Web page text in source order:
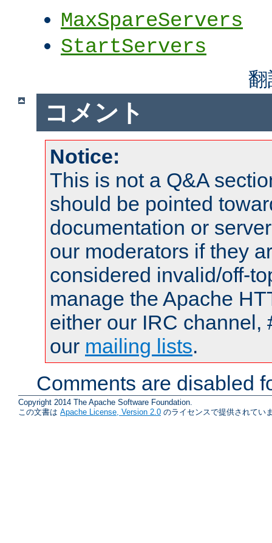
MaxSpareServers
StartServers
コメント
Notice:
This is not a Q&A
should be pointed
documentation or
our moderators if they
considered invalid/off-
manage the Apache
either our IRC channel,
our mailing lists.
Comments are disabled
Copyright 2014 The Apache Software Foundation.
この文書は Apache License, Version 2.0 のライセンスで提供されてい